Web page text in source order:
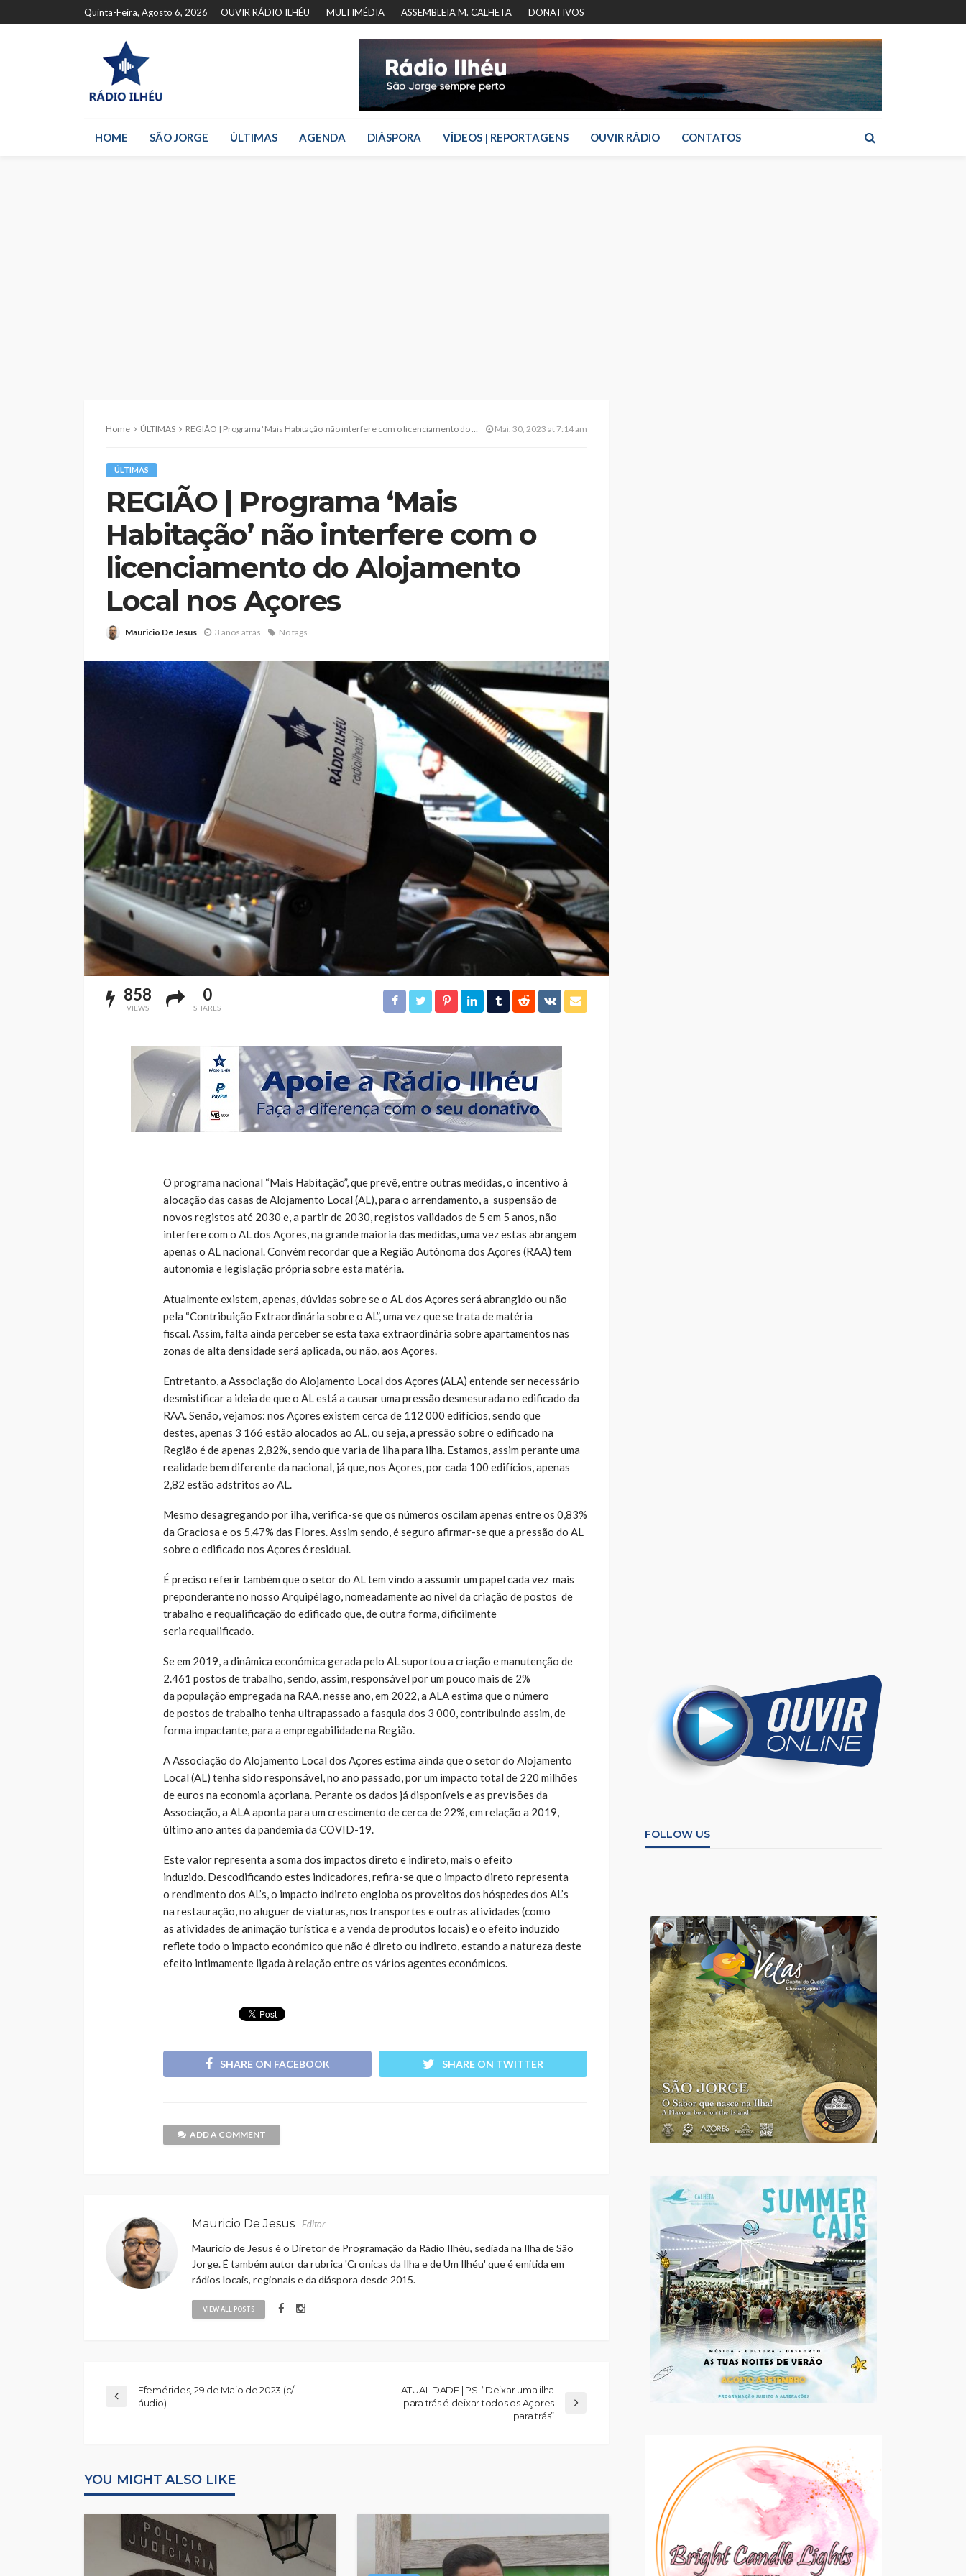
Quinta-Feira, Agosto 6, 2026 OUVIR RÁDIO ILHÉU MULTIMÉDIA ASSEMBLEIA M. CALHETA DONATIVOS
HOME SÃO JORGE ÚLTIMAS AGENDA DIÁSPORA VÍDEOS | REPORTAGENS OUVIR RÁDIO CONTATOS
Home ÚLTIMAS REGIÃO | Programa ‘Mais Habitação’ não interfere com o licenciamento do Alojamento Local nos Açores Mai. 30, 2023 at 7:14 am
ÚLTIMAS
REGIÃO | Programa ‘Mais
Habitação’ não interfere com o
licenciamento do Alojamento
Local nos Açores
Mauricio De Jesus 3 anos atrás No tags
858
VIEWS
0
SHARES
O programa nacional “Mais Habitação”, que prevê, entre outras medidas, o incentivo à
alocação das casas de Alojamento Local (AL), para o arrendamento, a suspensão de
novos registos até 2030 e, a partir de 2030, registos validados de 5 em 5 anos, não
interfere com o AL dos Açores, na grande maioria das medidas, uma vez estas abrangem
apenas o AL nacional. Convém recordar que a Região Autónoma dos Açores (RAA) tem
autonomia e legislação própria sobre esta matéria.
Atualmente existem, apenas, dúvidas sobre se o AL dos Açores será abrangido ou não
pela “Contribuição Extraordinária sobre o AL”, uma vez que se trata de matéria
fiscal. Assim, falta ainda perceber se esta taxa extraordinária sobre apartamentos nas
zonas de alta densidade será aplicada, ou não, aos Açores.
Entretanto, a Associação do Alojamento Local dos Açores (ALA) entende ser necessário
desmistificar a ideia de que o AL está a causar uma pressão desmesurada no edificado da
RAA. Senão, vejamos: nos Açores existem cerca de 112 000 edifícios, sendo que
destes, apenas 3 166 estão alocados ao AL, ou seja, a pressão sobre o edificado na
Região é de apenas 2,82%, sendo que varia de ilha para ilha. Estamos, assim perante uma
realidade bem diferente da nacional, já que, nos Açores, por cada 100 edifícios, apenas
2,82 estão adstritos ao AL.
Mesmo desagregando por ilha, verifica-se que os números oscilam apenas entre os 0,83%
da Graciosa e os 5,47% das Flores. Assim sendo, é seguro afirmar-se que a pressão do AL
sobre o edificado nos Açores é residual.
É preciso referir também que o setor do AL tem vindo a assumir um papel cada vez mais
preponderante no nosso Arquipélago, nomeadamente ao nível da criação de postos de
trabalho e requalificação do edificado que, de outra forma, dificilmente
seria requalificado.
Se em 2019, a dinâmica económica gerada pelo AL suportou a criação e manutenção de
2.461 postos de trabalho, sendo, assim, responsável por um pouco mais de 2%
da população empregada na RAA, nesse ano, em 2022, a ALA estima que o número
de postos de trabalho tenha ultrapassado a fasquia dos 3 000, contribuindo assim, de
forma impactante, para a empregabilidade na Região.
A Associação do Alojamento Local dos Açores estima ainda que o setor do Alojamento
Local (AL) tenha sido responsável, no ano passado, por um impacto total de 220 milhões
de euros na economia açoriana. Perante os dados já disponíveis e as previsões da
Associação, a ALA aponta para um crescimento de cerca de 22%, em relação a 2019,
último ano antes da pandemia da COVID-19.
Este valor representa a soma dos impactos direto e indireto, mais o efeito
induzido. Descodificando estes indicadores, refira-se que o impacto direto representa
o rendimento dos AL’s, o impacto indireto engloba os proveitos dos hóspedes dos AL’s
na restauração, no aluguer de viaturas, nos transportes e outras atividades (como
as atividades de animação turística e a venda de produtos locais) e o efeito induzido
reflete todo o impacto económico que não é direto ou indireto, estando a natureza deste
efeito intimamente ligada à relação entre os vários agentes económicos.
SHARE ON FACEBOOK SHARE ON TWITTER
ADD A COMMENT
Mauricio De Jesus Editor
Maurício de Jesus é o Diretor de Programação da Rádio Ilhéu, sediada na Ilha de São
Jorge. É também autor da rubrica 'Cronicas da Ilha e de Um Ilhéu' que é emitida em
rádios locais, regionais e da diáspora desde 2015.
VIEW ALL POSTS
Efemérides, 29 de Maio de 2023 (c/
áudio)
ATUALIDADE | PS. “Deixar uma ilha
para trás é deixar todos os Açores
para trás”
YOU MIGHT ALSO LIKE
FOLLOW US